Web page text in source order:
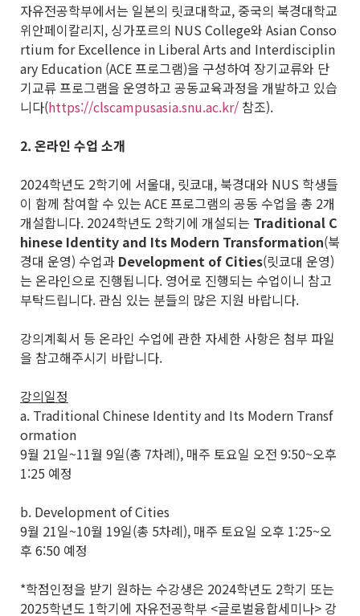
자유전공학부에서는 일본의 릿쿄대학교, 중국의 북경대학교
위안페이칼리지, 싱가포르의 NUS College와 Asian Conso
rtium for Excellence in Liberal Arts and Interdisciplin
ary Education (ACE 프로그램)을 구성하여 장기교류와 단
기교류 프로그램을 운영하고 공동교육과정을 개발하고 있습
니다(https://clscampusasia.snu.ac.kr/ 참조).
2. 온라인 수업 소개
2024학년도 2학기에 서울대, 릿쿄대, 북경대와 NUS 학생들
이 함께 참여할 수 있는 ACE 프로그램의 공동 수업을 총 2개
개설합니다. 2024학년도 2학기에 개설되는 Traditional C
hinese Identity and Its Modern Transformation(북
경대 운영) 수업과 Development of Cities(릿쿄대 운영)
는 온라인으로 진행됩니다. 영어로 진행되는 수업이니 참고
부탁드립니다. 관심 있는 분들의 많은 지원 바랍니다.
강의계획서 등 온라인 수업에 관한 자세한 사항은 첨부 파일
을 참고해주시기 바랍니다.
강의일정
a. Traditional Chinese Identity and Its Modern Transf
ormation
9월 21일~11월 9일(총 7차례), 매주 토요일 오전 9:50~오후
1:25 예정
b. Development of Cities
9월 21일~10월 19일(총 5차례), 매주 토요일 오후 1:25~오
후 6:50 예정
*학점인정을 받기 원하는 수강생은 2024학년도 2학기 또는
2025학년도 1학기에 자유전공학부 <글로벌융합세미나> 강